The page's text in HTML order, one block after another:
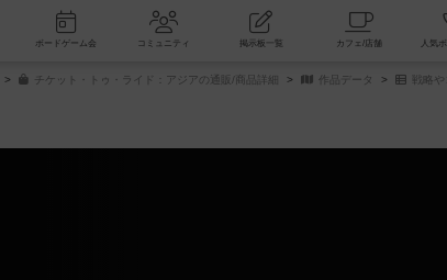
新着レビュー ボードゲーム会 コミュニティ 掲示板一覧 カ
チケット・トゥ・ライド：アジアの通販/商品詳細 作品データ 戦略